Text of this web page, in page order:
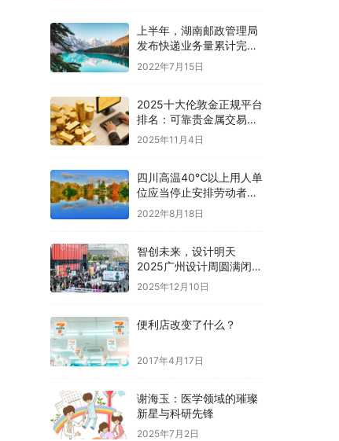
上半年，湖南邮政管理局
发布快递业务量累计完成
10.3亿件，同比增长
21.37%
2022年7月15日
2025十大伦敦金正规平台
排名：可靠贵金属交易平
台的优选指南
2025年11月4日
四川高温40℃以上用人单
位应当停止安排劳动者从
事户外露天作业
2022年8月18日
智创未来，设计明天
2025广州设计周圆满闭
幕，46万观展人次再创新
2025年12月10日
便利店改变了什么？
2017年4月17日
谢海玉：医学领域的璀璨
新星与科研先锋
2025年7月2日